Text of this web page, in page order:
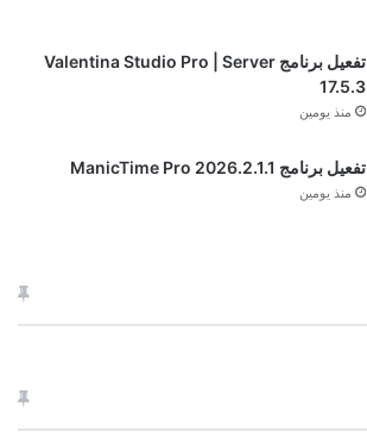
تفعيل برنامج Valentina Studio Pro | Server
17.5.3
منذ يومين
تفعيل برنامج ManicTime Pro 2026.2.1.1
منذ يومين